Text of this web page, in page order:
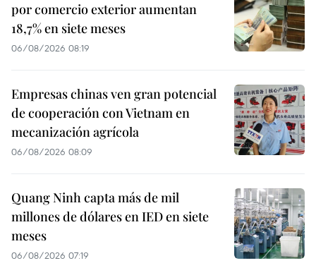
por comercio exterior aumentan
18,7% en siete meses
06/08/2026 08:19
Empresas chinas ven gran potencial
de cooperación con Vietnam en
mecanización agrícola
06/08/2026 08:09
Quang Ninh capta más de mil
millones de dólares en IED en siete
meses
06/08/2026 07:19